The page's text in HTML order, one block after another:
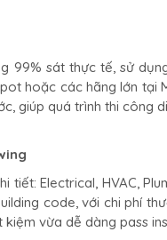
99% sát thực tế, sử
hoặc các hãng lớn tại
giúp quá trình thi công
tiết: Electrical, HVAC,
code, với chi phí
vừa dễ dàng pass